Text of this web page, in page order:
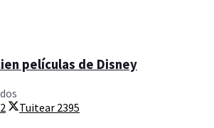
películas de Disney
Tuitear 2395